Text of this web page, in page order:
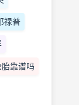
禄普
靠谱吗